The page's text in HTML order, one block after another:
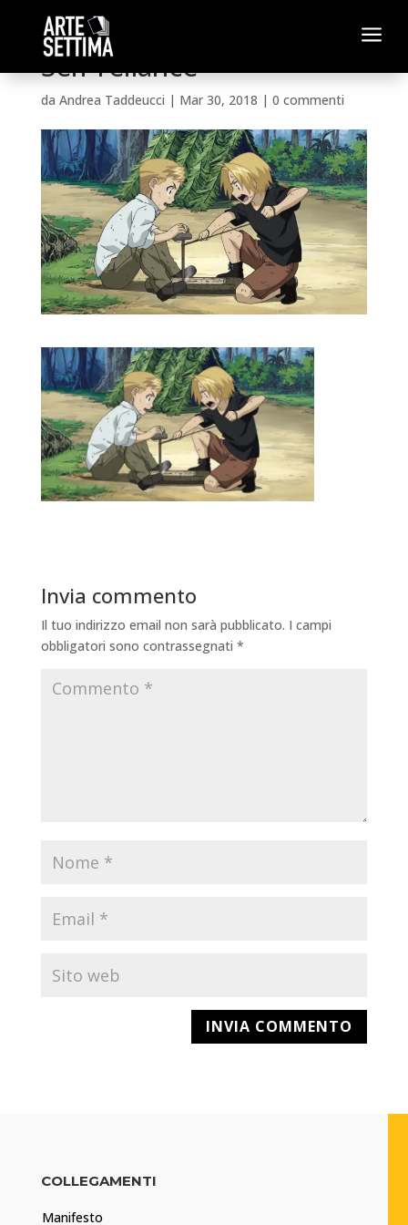
a
Self-reliance
da Andrea Taddeucci | Mar 30, 2018 | 0 commenti
Invia commento
Il tuo indirizzo email non sarà pubblicato. I campi
obbligatori sono contrassegnati *
COLLEGAMENTI
Manifesto